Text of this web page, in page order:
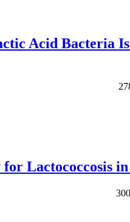
Acid Bacteria
Lactococcosis